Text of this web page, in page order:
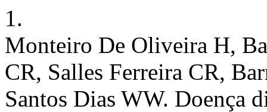
1.
Monteiro De Oliveira H,
CR, Salles Ferreira CR,
Santos Dias WW. Doença